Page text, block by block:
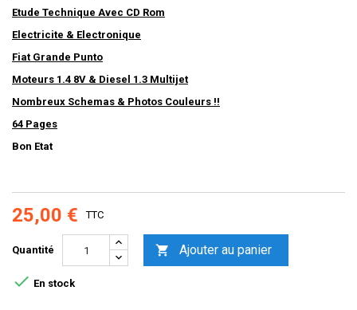
Etude Technique Avec CD Rom
Electricite & Electronique
Fiat Grande Punto
Moteurs 1.4 8V & Diesel 1.3 Multijet
Nombreux Schemas & Photos Couleurs !!
64 Pages
Bon Etat
25,00 € TTC
Quantité  Ajouter au panier
 En stock